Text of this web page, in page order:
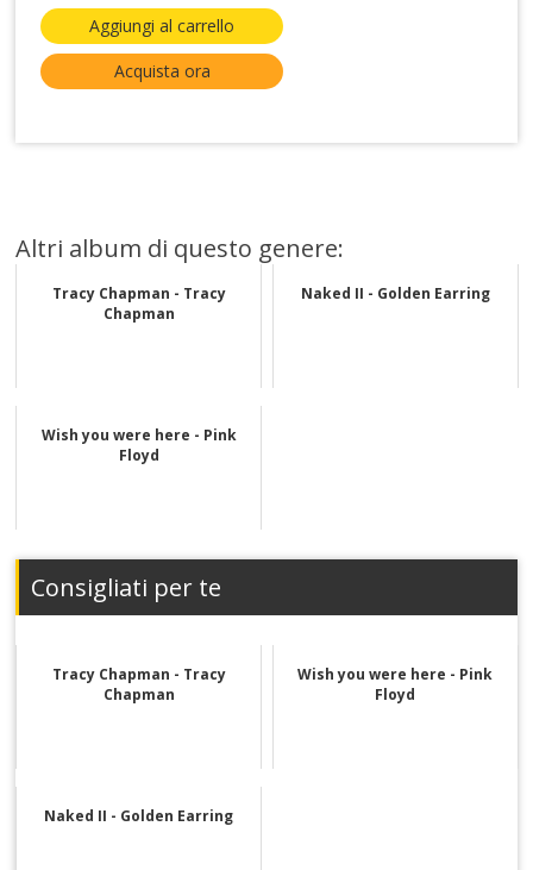
Aggiungi al carrello
Acquista ora
Altri album di questo genere:
Tracy Chapman - Tracy
Chapman
Naked II - Golden Earring
Wish you were here - Pink
Floyd
Consigliati per te
Tracy Chapman - Tracy
Chapman
Wish you were here - Pink
Floyd
Naked II - Golden Earring